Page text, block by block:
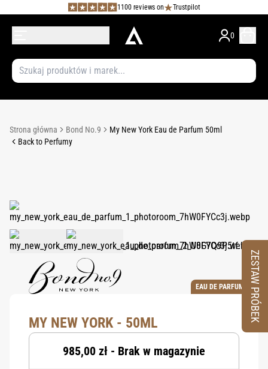
1100 reviews on Trustpilot
0
Strona główna Bond No.9
My New York Eau de Parfum 50ml
Back to Perfumy
EAU DE PARFUM
MY NEW YORK - 50ML
985,00 zł - Brak w magazynie
ZESTAW PRÓBEK